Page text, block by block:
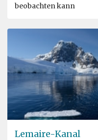
beobachten kann
Lemaire-Kanal